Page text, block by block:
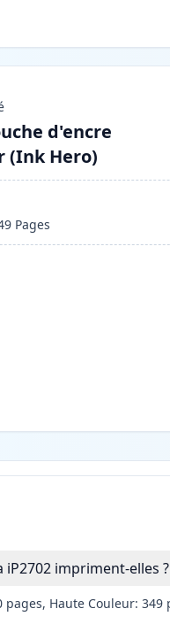
d'encre
(Ink Hero)
Pages
iP2702 impriment-elles ?
Haute Couleur: 349